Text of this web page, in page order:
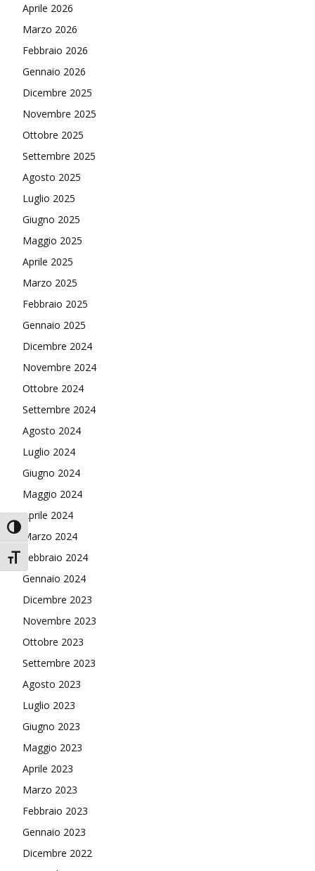
Attiva/disattiva alto contrasto
Attiva/disattiva dimensione testo
Aprile 2026
Marzo 2026
Febbraio 2026
Gennaio 2026
Dicembre 2025
Novembre 2025
Ottobre 2025
Settembre 2025
Agosto 2025
Luglio 2025
Giugno 2025
Maggio 2025
Aprile 2025
Marzo 2025
Febbraio 2025
Gennaio 2025
Dicembre 2024
Novembre 2024
Ottobre 2024
Settembre 2024
Agosto 2024
Luglio 2024
Giugno 2024
Maggio 2024
Aprile 2024
Marzo 2024
Febbraio 2024
Gennaio 2024
Dicembre 2023
Novembre 2023
Ottobre 2023
Settembre 2023
Agosto 2023
Luglio 2023
Giugno 2023
Maggio 2023
Aprile 2023
Marzo 2023
Febbraio 2023
Gennaio 2023
Dicembre 2022